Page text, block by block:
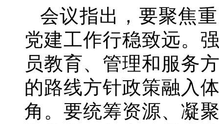
会议指出，要聚焦
党建工作行稳致远。
员教育、管理和服务
的路线方针政策融入
角。要统筹资源、凝